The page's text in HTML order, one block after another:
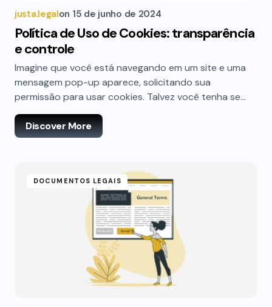
justa.legalon 15 de junho de 2024
Política de Uso de Cookies: transparência
e controle
Imagine que você está navegando em um site e uma
mensagem pop-up aparece, solicitando sua
permissão para usar cookies. Talvez você tenha se…
Discover More
DOCUMENTOS LEGAIS